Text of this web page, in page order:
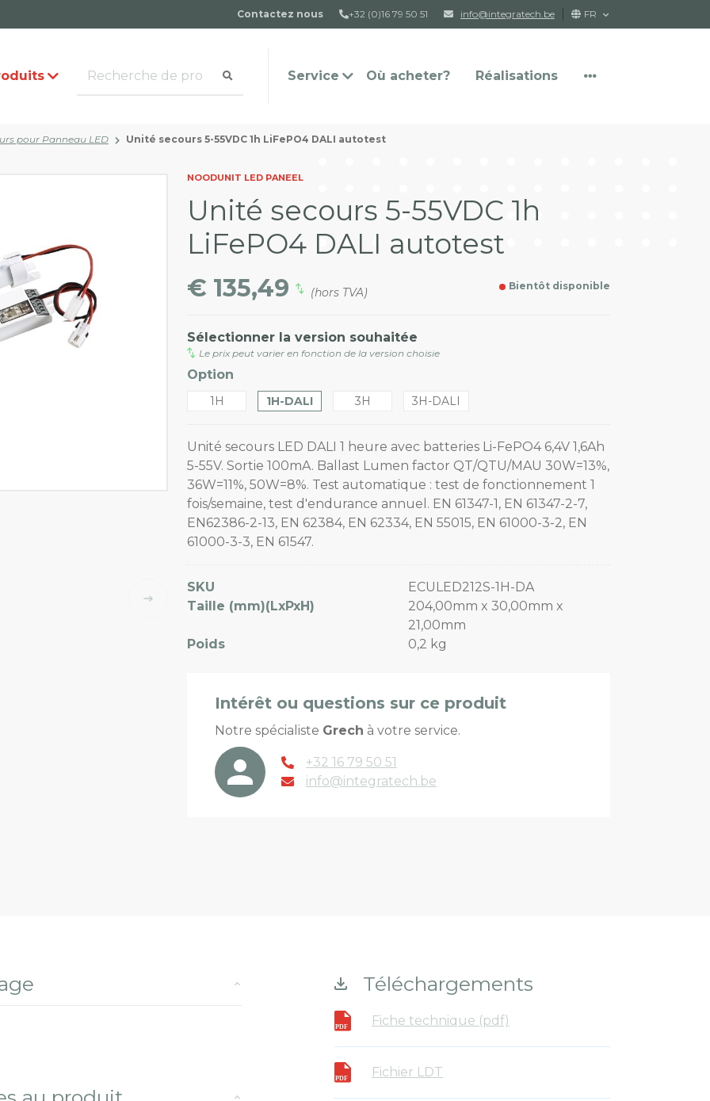
Contactez nous +32 (0)16 79 50 51 info@integratech.be FR
Service
Questions fréquemment
Où acheter? Réalisations
Contact
pour Panneau LED Unité secours 5-55VDC 1h LiFePO4 DALI autotest
NOODUNIT LED PANEEL
Unité secours 5-55VDC 1h
LiFePO4 DALI autotest
€ 135,49 (hors TVA) Bientôt disponible
Sélectionner la version souhaitée
Le prix peut varier en fonction de la version choisie
Option
1H 1H-DALI 3H 3H-DALI
Unité secours LED DALI 1 heure avec batteries Li-FePO4 6,4V 1,6Ah
5-55V. Sortie 100mA. Ballast Lumen factor QT/QTU/MAU 30W=13%,
36W=11%, 50W=8%. Test automatique : test de fonctionnement 1
fois/semaine, test d'endurance annuel. EN 61347-1, EN 61347-2-7,
EN62386-2-13, EN 62384, EN 62334, EN 55015, EN 61000-3-2, EN
61000-3-3, EN 61547.
SKU
ECULED212S-1H-DA
Taille (mm)(LxPxH)
204,00mm x 30,00mm x
21,00mm
Poids
0,2 kg
Intérêt ou questions sur ce produit
Notre spécialiste Grech à votre service.
+32 16 79 50 51
info@integratech.be
Téléchargements
Fiche technique (pdf)
Fichier LDT